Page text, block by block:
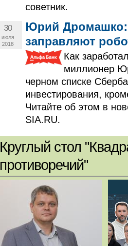
советник.
30
июля
2018
Юрий Дромашко:
заправляют
Как
миллионер
черном списке
инвестирования,
Читайте об этом в
SIA.RU.
Круглый стол
противоречий"